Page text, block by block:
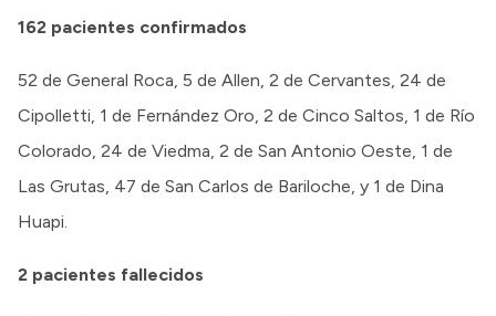
162 pacientes confirmados
52 de General Roca, 5 de Allen, 2 de Cervantes, 24 de
Cipolletti, 1 de Fernández Oro, 2 de Cinco Saltos, 1 de Río
Colorado, 24 de Viedma, 2 de San Antonio Oeste, 1 de
Las Grutas, 47 de San Carlos de Bariloche, y 1 de Dina
Huapi.
2 pacientes fallecidos